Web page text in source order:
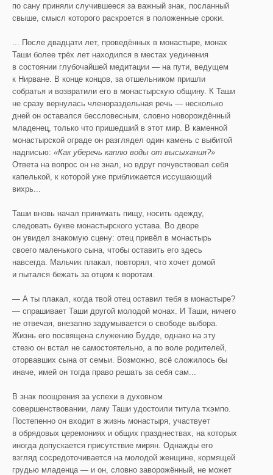
по сану приняли случившееся за важный знак, посланный
свыше, смысл которого раскроется в положенные сроки.
... После двадцати лет, проведённых в монастыре, монах
Таши более трёх лет находился в местах уединения
в состоянии глубочайшей медитации — на пути, ведущем
к Нирване. В конце концов, за отшельником пришли
собратья и возвратили его в монастырскую общину. К Таши
не сразу вернулась членораздельная речь — несколько
дней он оставался бессловесным, словно новорождённый
младенец, только что пришедший в этот мир. В каменной
монастырской ограде он разглядел один камень с выбитой
надписью: «Как уберечь каплю воды от высыхания?»
Ответа на вопрос он не знал, но вдруг почувствовал себя
капелькой, к которой уже приближается иссушающий
вихрь...
Таши вновь начал принимать пищу, носить одежду,
следовать букве монастырского устава. Во дворе
он увидел знакомую сцену: отец привёл в монастырь
своего маленького сына, чтобы оставить его здесь
навсегда. Мальчик плакал, повторял, что хочет домой
и пытался бежать за отцом к воротам.
— А ты плакал, когда твой отец оставил тебя в монастыре?
— спрашивает Таши другой молодой монах. И Таши, ничего
не отвечая, внезапно задумывается о свободе выбора.
Жизнь его посвящена служению Будде, однако на эту
стезю он встал не самостоятельно, а по воле родителей,
оторвавших сына от семьи. Возможно, всё сложилось бы
иначе, имей он тогда право решать за себя сам...
В знак поощрения за успехи в духовном
совершенствовании, ламу Таши удостоили титула тхэмпо.
Постепенно он входит в жизнь монастыря, участвует
в обрядовых церемониях и общих празднествах, на которых
иногда допускается присутствие мирян. Однажды его
взгляд сосредоточивается на молодой женщине, кормящей
грудью младенца — и он, словно заворожённый, не может